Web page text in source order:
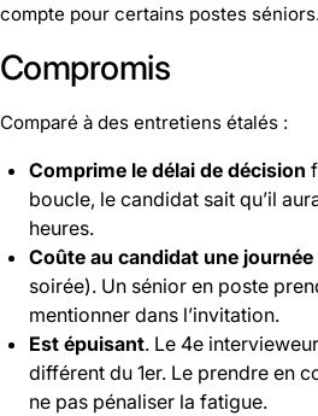
compte pour certains postes séniors.
Compromis
Comparé à des entretiens étalés :
Comprime le délai de décision
boucle, le candidat sait qu’il
heures.
Coûte au candidat une
soirée). Un sénior en poste
mentionner dans l’invitation.
Est épuisant. Le 4e
différent du 1er. Le prendre en
ne pas pénaliser la fatigue.